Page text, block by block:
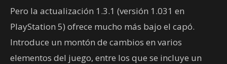
Pero la actualización 1.3.1 (versión 1.031 en
PlayStation 5) ofrece mucho más bajo el capó.
Introduce un montón de cambios en varios
elementos del juego, entre los que se incluye un